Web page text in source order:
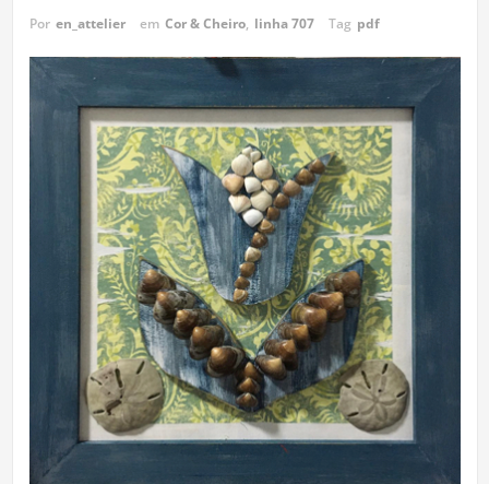
Por en_attelier em Cor & Cheiro, linha 707 Tag pdf